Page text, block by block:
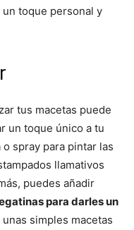
toque personal y
tus macetas puede
un toque único a tu
spray para pintar las
llamativos
puedes añadir
para darles un
simples macetas